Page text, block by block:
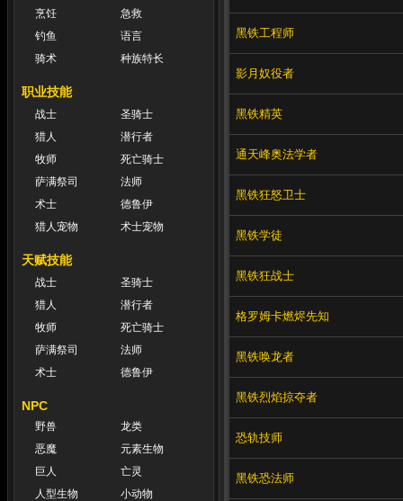
烹饪
急救
钓鱼
语言
骑术
种族特长
职业技能
战士
圣骑士
猎人
潜行者
牧师
死亡骑士
萨满祭司
法师
术士
德鲁伊
猎人宠物
术士宠物
天赋技能
战士
圣骑士
猎人
潜行者
牧师
死亡骑士
萨满祭司
法师
术士
德鲁伊
NPC
野兽
龙类
恶魔
元素生物
巨人
亡灵
人型生物
小动物
黑铁工程师
影月奴役者
黑铁精英
通天峰奥法学者
黑铁狂怒卫士
黑铁学徒
黑铁狂战士
格罗姆卡燃烬先知
黑铁唤龙者
黑铁烈焰掠夺者
恐轨技师
黑铁恐法师